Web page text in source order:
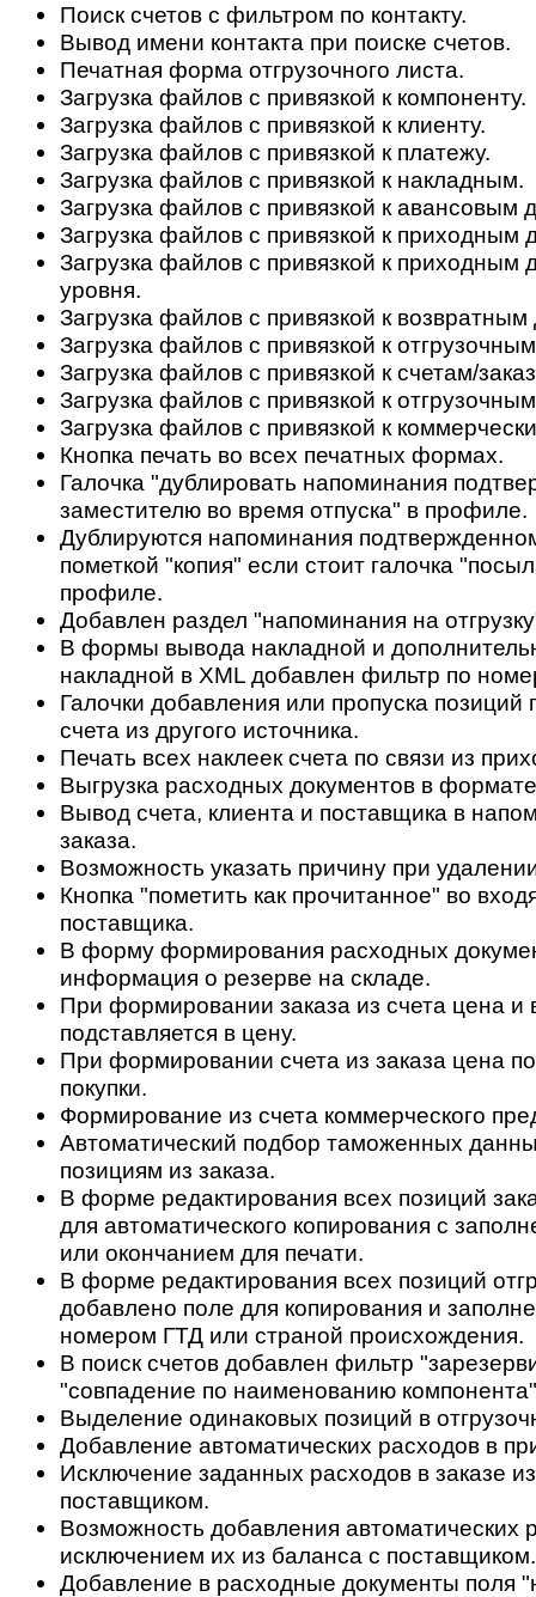
Поиск счетов с фильтром по контакту.
Вывод имени контакта при поиске счетов.
Печатная форма отгрузочного листа.
Загрузка файлов с привязкой к компоненту.
Загрузка файлов с привязкой к клиенту.
Загрузка файлов с привязкой к платежу.
Загрузка файлов с привязкой к накладным.
Загрузка файлов с привязкой к авансовым
Загрузка файлов с привязкой к приходным
Загрузка файлов с привязкой к приходным
уровня.
Загрузка файлов с привязкой к
Загрузка файлов с привязкой к
Загрузка файлов с привязкой к счетам/
Загрузка файлов с привязкой к
Загрузка файлов с привязкой к
Кнопка печать во всех печатных формах.
Галочка "дублировать напоминания
заместителю во время отпуска" в профиле.
Дублируются напоминания
пометкой "копия" если стоит галочка
профиле.
Добавлен раздел "напоминания на
В формы вывода накладной и
накладной в XML добавлен фильтр по
Галочки добавления или пропуска
счета из другого источника.
Печать всех наклеек счета по связи из
Выгрузка расходных документов в
Вывод счета, клиента и поставщика в
заказа.
Возможность указать причину при
Кнопка "пометить как прочитанное" во
поставщика.
В форму формирования расходных
информация о резерве на складе.
При формировании заказа из счета цена и
подставляется в цену.
При формировании счета из заказа цена
покупки.
Формирование из счета коммерческого
Автоматический подбор таможенных
позициям из заказа.
В форме редактирования всех позиций
для автоматического копирования с
или окончанием для печати.
В форме редактирования всех позиций
добавлено поле для копирования и
номером ГТД или страной происхождения.
В поиск счетов добавлен фильтр
"совпадение по наименованию
Выделение одинаковых позиций в
Добавление автоматических расходов в
Исключение заданных расходов в заказе
поставщиком.
Возможность добавления автоматических
исключением их из баланса с поставщиком.
Добавление в расходные документы поля